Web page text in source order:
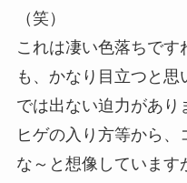
（笑）
これは凄い色落ちです
も、かなり目立つと思
では出ない迫力があり
ヒゲの入り方等から、
な～と想像しています